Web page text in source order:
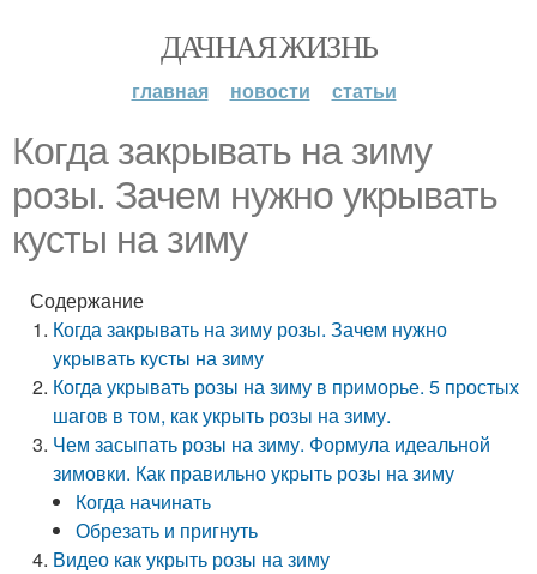
ДАЧНАЯ ЖИЗНЬ
главная новости статьи
Когда закрывать на зиму
розы. Зачем нужно укрывать
кусты на зиму
Содержание
Когда закрывать на зиму розы. Зачем нужно
укрывать кусты на зиму
Когда укрывать розы на зиму в приморье. 5 простых
шагов в том, как укрыть розы на зиму.
Чем засыпать розы на зиму. Формула идеальной
зимовки. Как правильно укрыть розы на зиму
Когда начинать
Обрезать и пригнуть
Видео как укрыть розы на зиму